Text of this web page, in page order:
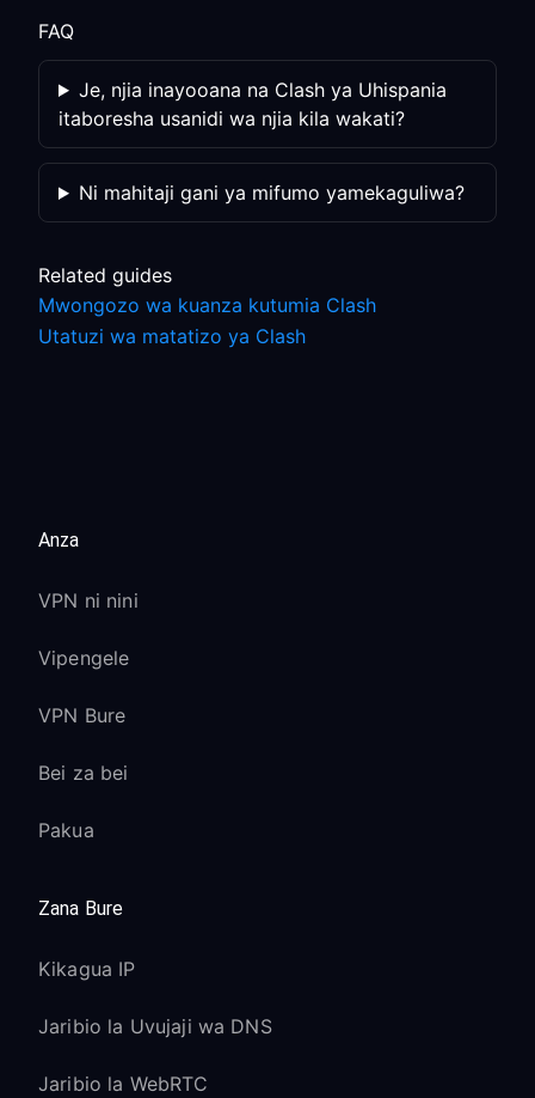
FAQ
Je, njia inayooana na Clash ya Uhispania
itaboresha usanidi wa njia kila wakati?
Ni mahitaji gani ya mifumo yamekaguliwa?
Related guides
Mwongozo wa kuanza kutumia Clash
Utatuzi wa matatizo ya Clash
Anza
VPN ni nini
Vipengele
VPN Bure
Bei za bei
Pakua
Zana Bure
Kikagua IP
Jaribio la Uvujaji wa DNS
Jaribio la WebRTC